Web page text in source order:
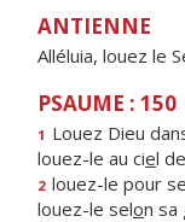
ANTIENNE
Alléluia, louez le
PSAUME : 150
1 Louez Dieu
louez-le au ciel
2 louez-le pour
louez-le selon sa